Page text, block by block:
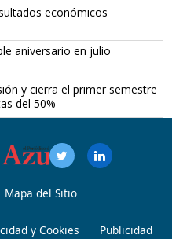
económicos
aniversario en julio
y cierra el primer semestre
del 50%
Mapa del Sitio
y Cookies Publicidad